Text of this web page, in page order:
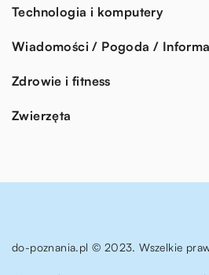
Technologia i komputery
Wiadomości / Pogoda /
Zdrowie i fitness
Zwierzęta
do-poznania.pl © 2023. Wszelkie